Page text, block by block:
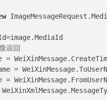
MediaId=image.MediaId
返回
CreateTime =
FromUserName =
ToUserName =
MsgType =